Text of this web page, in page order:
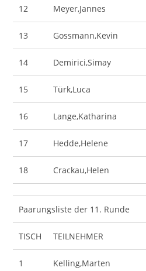
12 Meyer,Jannes
13 Gossmann,Kevin
14 Demirici,Simay
15 Türk,Luca
16 Lange,Katharina
17 Hedde,Helene
18 Crackau,Helen
Paarungsliste der 11. Runde
TISCH TEILNEHMER
1 Kelling,Marten